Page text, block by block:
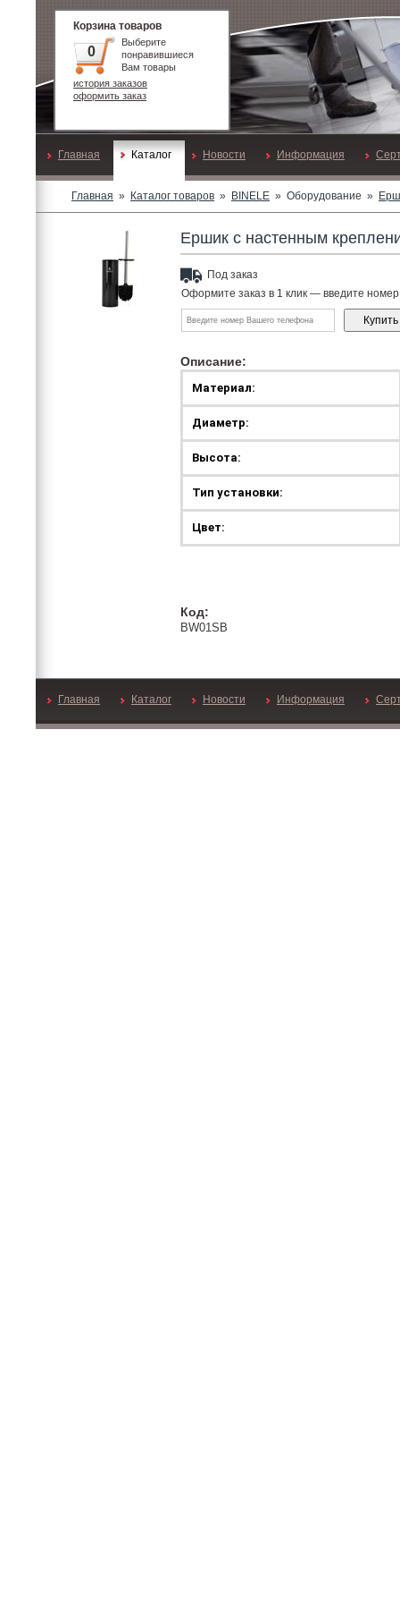
Корзина товаров
0
Выберите
понравившиеся
Вам товары
история заказов
оформить заказ
Главная Каталог Новости Информация
Главная » Каталог товаров » BINELE » Оборудование »
Ершик с настенным
Под заказ
Оформите заказ в 1 клик — введите
Описание:
Материал:
Диаметр:
Высота:
Тип установки:
Цвет:
Код:
BW01SB
Главная Каталог Новости Информация